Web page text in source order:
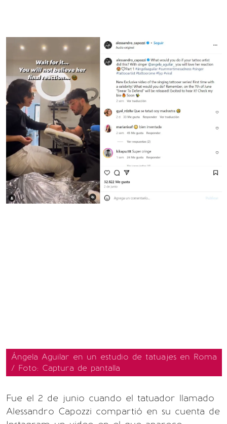
Ángela Aguilar en un estudio de tatuajes en Roma
/ Foto: Captura de pantalla
Fue el 2 de junio cuando el tatuador llamado
Alessandro Capozzi compartió en su cuenta de